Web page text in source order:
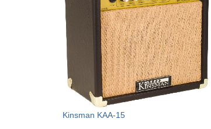
Kinsman KAA-15